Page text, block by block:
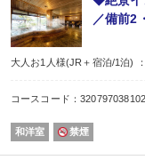
／備前2
大人お1人様(JR＋宿泊/1泊)
コースコード：
和洋室 禁煙